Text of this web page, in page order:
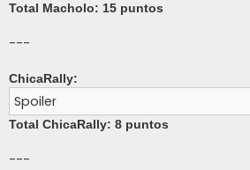
Total Macholo: 15 puntos
---
ChicaRally:
Spoiler
Total ChicaRally: 8 puntos
---